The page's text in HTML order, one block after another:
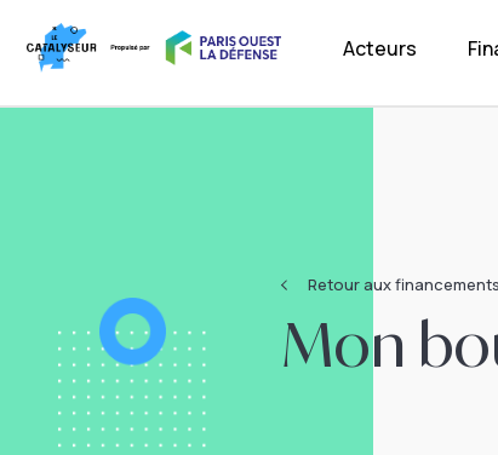
Acteurs
Retour aux financements
Mon